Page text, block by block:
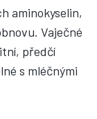
aminokyselin,
Vaječné
předčí
s mléčnými